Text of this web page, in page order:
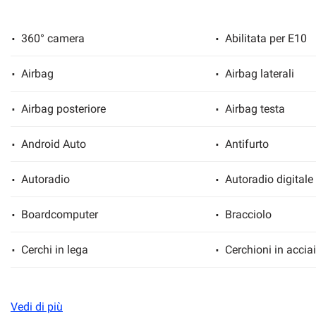
360° camera Abilitata per E10
Airbag Airbag laterali
Airbag posteriore Airbag testa
Android Auto Antifurto
Autoradio Autoradio digitale
Boardcomputer Bracciolo
Cerchi in lega Cerchioni in
Vedi di più
momento.
Cookie per il miglioramento dell'esperienza utente